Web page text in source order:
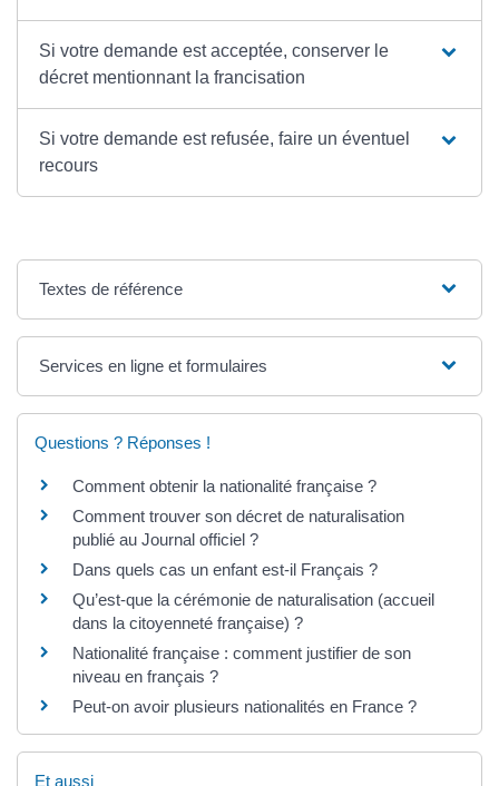
Si votre demande est acceptée, conserver le
décret mentionnant la francisation
Si votre demande est refusée, faire un éventuel
recours
Textes de référence
Services en ligne et formulaires
Questions ? Réponses !
Comment obtenir la nationalité française ?
Comment trouver son décret de naturalisation
publié au Journal officiel ?
Dans quels cas un enfant est-il Français ?
Qu’est-que la cérémonie de naturalisation (accueil
dans la citoyenneté française) ?
Nationalité française : comment justifier de son
niveau en français ?
Peut-on avoir plusieurs nationalités en France ?
Et aussi